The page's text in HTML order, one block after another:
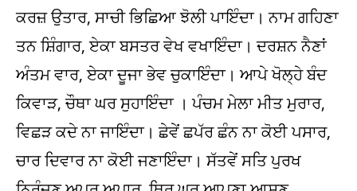
ਕਰਜ਼ ਉਤਾਰ, ਸਾਚੀ ਭਿਛਿਆ ਝੋਲੀ ਪਾਇੰਦਾ। ਨਾਮ ਗਹਿਣਾ
ਤਨ ਸ਼ਿੰਗਾਰ, ਏਕਾ ਬਸਤਰ ਵੇਖ ਵਖਾਇੰਦਾ। ਦਰਸ਼ਨ ਨੈਣਾਂ
ਅੰਤਮ ਵਾਰ, ਏਕਾ ਦੂਜਾ ਭੇਵ ਚੁਕਾਇੰਦਾ। ਆਪੇ ਖੋਲ੍ਹੇ ਬੰਦ
ਕਿਵਾੜ, ਚੌਥਾ ਘਰ ਸੁਹਾਇੰਦਾ । ਪੰਚਮ ਮੇਲਾ ਮੀਤ ਮੁਰਾਰ,
ਵਿਛੜ ਕਦੇ ਨਾ ਜਾਇੰਦਾ। ਛੇਵੇਂ ਛਪੱਰ ਛੰਨ ਨਾ ਕੋਈ ਪਸਾਰ,
ਚਾਰ ਦਿਵਾਰ ਨਾ ਕੋਈ ਜਣਾਇੰਦਾ। ਸੱਤਵੇਂ ਸਤਿ ਪੁਰਖ